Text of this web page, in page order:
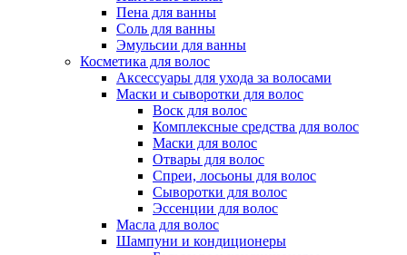
Пена для ванны
Соль для ванны
Эмульсии для ванны
Косметика для волос
Аксессуары для ухода за волосами
Маски и сыворотки для волос
Воск для волос
Комплексные средства для волос
Маски для волос
Отвары для волос
Спреи, лосьоны для волос
Сыворотки для волос
Эссенции для волос
Масла для волос
Шампуни и кондиционеры